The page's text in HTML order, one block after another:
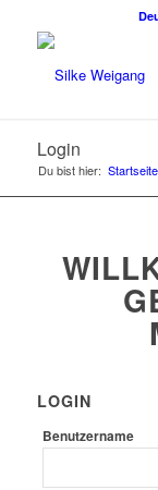
Login
Du bist hier: Startseite
LOGIN
Benutzername